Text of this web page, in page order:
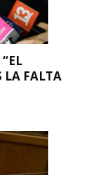
LA FALTA